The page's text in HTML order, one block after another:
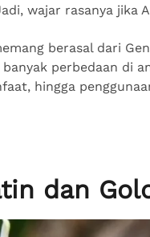
wajar rasanya jika
berasal dari
perbedaan di
hingga
dan